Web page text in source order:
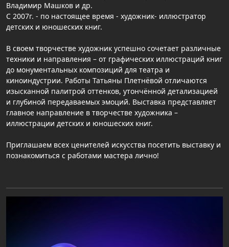
Владимир Машков и др.
С 2007г. - по настоящее время - художник- иллюстратор
детских и юношеских книг.
В своем творчестве художник успешно сочетает различные
техники и направления – от графических иллюстраций книг
до монументальных композиций для театра и
киноиндустрии. Работы Татьяны Плетнёвой отличаются
изысканной палитрой оттенков, утончённой детализацией
и глубиной передаваемых эмоций. Выставка представляет
главное направление в творчестве художника –
иллюстрации детских и юношеских книг.
Приглашаем всех ценителей искусства посетить выставку и
познакомиться с работами мастера лично!